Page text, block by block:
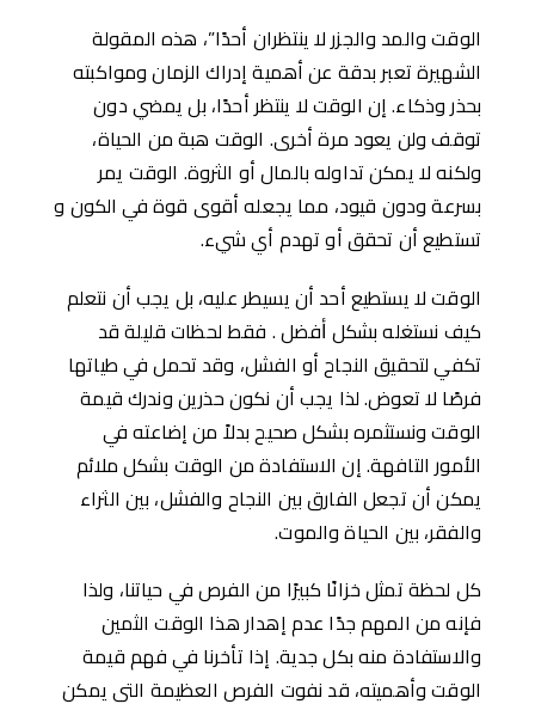
الوقت والمد والجزر لا ينتظران أحدًا”، هذه المقولة
الشهيرة تعبر بدقة عن أهمية إدراك الزمان ومواكبته
بحذر وذكاء. إن الوقت لا ينتظر أحدًا، بل يمضي دون
توقف ولن يعود مرة أخرى. الوقت هبة من الحياة،
ولكنه لا يمكن تداوله بالمال أو الثروة. الوقت يمر
بسرعة ودون قيود، مما يجعله أقوى قوة في الكون و
تستطيع أن تحقق أو تهدم أي شيء.
الوقت لا يستطيع أحد أن يسيطر عليه، بل يجب أن نتعلم
كيف نستغله بشكل ﺃفضل . فقط لحظات قليلة قد
تكفي لتحقيق النجاح أو الفشل، وقد تحمل في طياتها
فرصًا لا تعوض. لذا يجب أن نكون حذرين وندرك قيمة
الوقت ونستثمره بشكل صحيح بدلاً من إضاعته في
الأمور التافهة. إن الاستفادة من الوقت بشكل ملائم
يمكن أن تجعل الفارق بين النجاح والفشل، بين الثراء
والفقر، بين الحياة والموت.
كل لحظة تمثل خزانًا كبيرًا من الفرص في حياتنا، ولذا
فإنه من المهم جدًا عدم إهدار هذا الوقت الثمين
والاستفادة منه بكل جدية. إذا تأخرنا في فهم قيمة
الوقت وأهميته، قد نفوت الفرص العظيمة التي يمكن